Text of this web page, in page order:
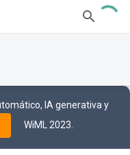
IA generativa y
WiML 2023.